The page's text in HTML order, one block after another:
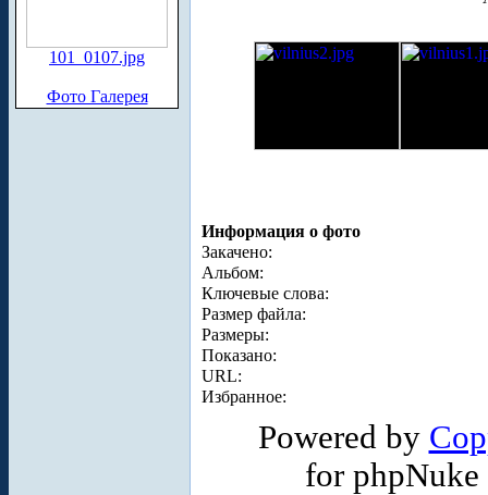
101_0107.jpg
Фото Галерея
Информация о фото
Закачено:
Альбом:
Ключевые слова:
Размер файла:
Размеры:
Показано:
URL:
Избранное:
Powered by
for